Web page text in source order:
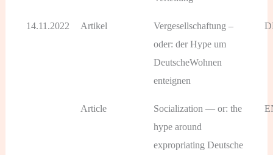
14.11.2022 Artikel
Vergesellschaftung –
oder: der Hype um
DeutscheWohnen
enteignen
Article
Socialization — or: the
hype around
expropriating Deutsche